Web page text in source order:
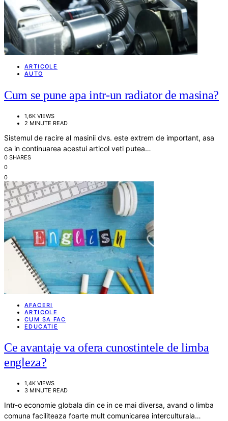
ARTICOLE
AUTO
Cum se pune apa intr-un radiator de masina?
1,6K VIEWS
2 MINUTE READ
Sistemul de racire al masinii dvs. este extrem de important, asa
ca in continuarea acestui articol veti putea…
0 SHARES
0
0
AFACERI
ARTICOLE
CUM SA FAC
EDUCATIE
Ce avantaje va ofera cunostintele de limba
engleza?
1,4K VIEWS
3 MINUTE READ
Intr-o economie globala din ce in ce mai diversa, avand o limba
comuna faciliteaza foarte mult comunicarea interculturala…